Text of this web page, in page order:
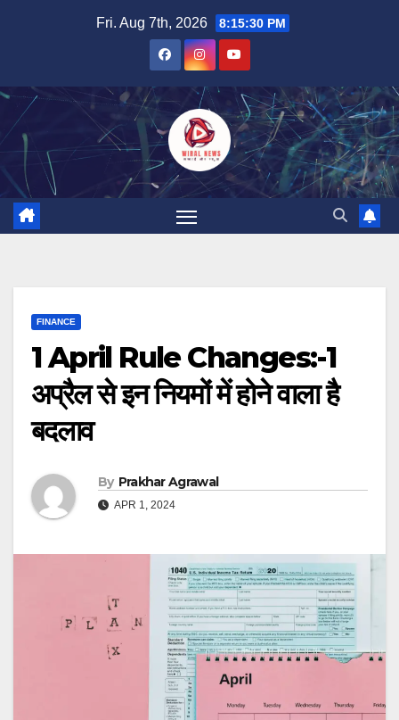
Fri. Aug 7th, 2026 8:15:31 PM
FINANCE
1 April Rule Changes:-1
अप्रैल से इन नियमों में होने वाला है
बदलाव
By Prakhar Agrawal
APR 1, 2024